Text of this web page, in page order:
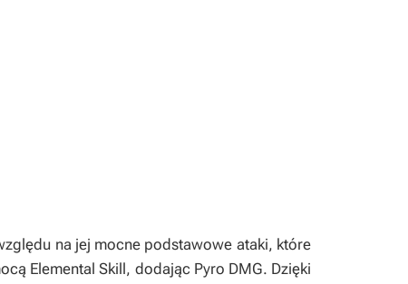
na jej mocne podstawowe ataki, które
Elemental Skill, dodając Pyro DMG. Dzięki